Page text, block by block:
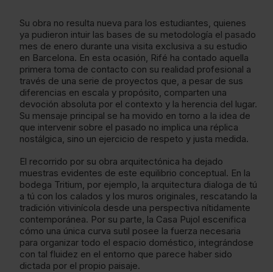
Su obra no resulta nueva para los estudiantes, quienes
ya pudieron intuir las bases de su metodología el pasado
mes de enero durante una visita exclusiva a su estudio
en Barcelona. En esta ocasión, Rifé ha contado aquella
primera toma de contacto con su realidad profesional a
través de una serie de proyectos que, a pesar de sus
diferencias en escala y propósito, comparten una
devoción absoluta por el contexto y la herencia del lugar.
Su mensaje principal se ha movido en torno a la idea de
que intervenir sobre el pasado no implica una réplica
nostálgica, sino un ejercicio de respeto y justa medida.
El recorrido por su obra arquitectónica ha dejado
muestras evidentes de este equilibrio conceptual. En la
bodega Tritium, por ejemplo, la arquitectura dialoga de tú
a tú con los calados y los muros originales, rescatando la
tradición vitivinícola desde una perspectiva nítidamente
contemporánea. Por su parte, la Casa Pujol escenifica
cómo una única curva sutil posee la fuerza necesaria
para organizar todo el espacio doméstico, integrándose
con tal fluidez en el entorno que parece haber sido
dictada por el propio paisaje.